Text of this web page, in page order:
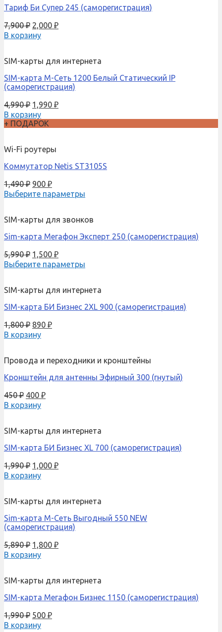
Тариф Би Супер 245 (саморегистрация)
7,900₽ 2,000 ₽
В корзину
SIM-карты для интернета
SIM-карта М-Сеть 1200 Белый Статический IP
(саморегистрация)
4,990₽ 1,990 ₽
В корзину
+ ПОДАРОК
Wi-Fi роутеры
Коммутатор Netis ST3105S
1,490₽ 900 ₽
Выберите параметры
SIM-карты для звонков
Sim-карта Мегафон Эксперт 250 (саморегистрация)
5,990₽ 1,500 ₽
Выберите параметры
SIM-карты для интернета
SIM-карта БИ Бизнес 2XL 900 (саморегистрация)
1,800₽ 890 ₽
В корзину
Провода и переходники и кронштейны
Кронштейн для антенны Эфирный 300 (гнутый)
450₽ 400 ₽
В корзину
SIM-карты для интернета
SIM-карта БИ Бизнес XL 700 (саморегистрация)
1,990₽ 1,000 ₽
В корзину
SIM-карты для интернета
Sim-карта М-Сеть Выгодный 550 NEW
(саморегистрация)
5,890₽ 1,800 ₽
В корзину
SIM-карты для интернета
SIM-карта Мегафон Бизнес 1150 (саморегистрация)
1,990₽ 500 ₽
В корзину